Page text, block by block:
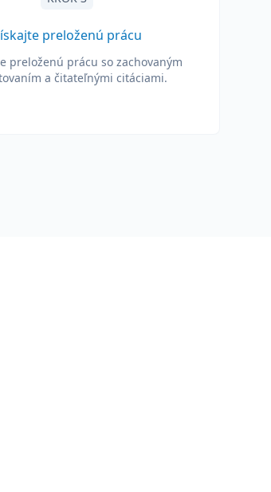
preloženú prácu
preloženú prácu so zachovaným
a čitateľnými citáciami.